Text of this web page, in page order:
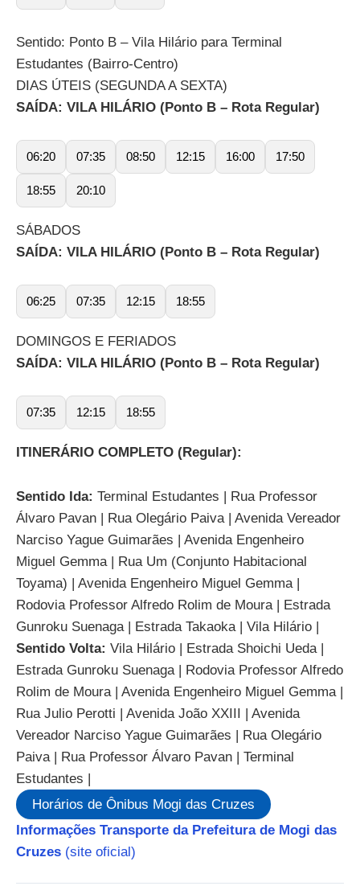
Sentido: Ponto B – Vila Hilário para Terminal
Estudantes (Bairro-Centro)
DIAS ÚTEIS (SEGUNDA A SEXTA)
SAÍDA: VILA HILÁRIO (Ponto B – Rota Regular)
06:20 07:35 08:50 12:15 16:00 17:50
18:55 20:10
SÁBADOS
SAÍDA: VILA HILÁRIO (Ponto B – Rota Regular)
06:25 07:35 12:15 18:55
DOMINGOS E FERIADOS
SAÍDA: VILA HILÁRIO (Ponto B – Rota Regular)
07:35 12:15 18:55
ITINERÁRIO COMPLETO (Regular):
Sentido Ida: Terminal Estudantes | Rua Professor
Álvaro Pavan | Rua Olegário Paiva | Avenida Vereador
Narciso Yague Guimarães | Avenida Engenheiro
Miguel Gemma | Rua Um (Conjunto Habitacional
Toyama) | Avenida Engenheiro Miguel Gemma |
Rodovia Professor Alfredo Rolim de Moura | Estrada
Gunroku Suenaga | Estrada Takaoka | Vila Hilário |
Sentido Volta: Vila Hilário | Estrada Shoichi Ueda |
Estrada Gunroku Suenaga | Rodovia Professor Alfredo
Rolim de Moura | Avenida Engenheiro Miguel Gemma |
Rua Julio Perotti | Avenida João XXIII | Avenida
Vereador Narciso Yague Guimarães | Rua Olegário
Paiva | Rua Professor Álvaro Pavan | Terminal
Estudantes |
Horários de Ônibus Mogi das Cruzes
Informações Transporte da Prefeitura de Mogi das
Cruzes (site oficial)